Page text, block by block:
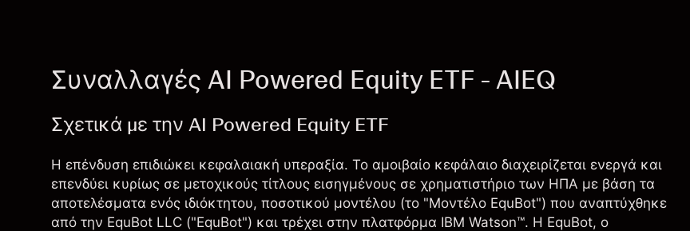
Συναλλαγές AI Powered Equity ETF - AIEQ
Σχετικά με την AI Powered Equity ETF
Η επένδυση επιδιώκει κεφαλαιακή υπεραξία. Το αμοιβαίο κεφάλαιο διαχειρίζεται ενεργά και
επενδύει κυρίως σε μετοχικούς τίτλους εισηγμένους σε χρηματιστήριο των ΗΠΑ με βάση τα
αποτελέσματα ενός ιδιόκτητου, ποσοτικού μοντέλου (το "Μοντέλο EquBot") που αναπτύχθηκε
από την EquBot LLC ("EquBot") και τρέχει στην πλατφόρμα IBM Watson™. Η EquBot, ο